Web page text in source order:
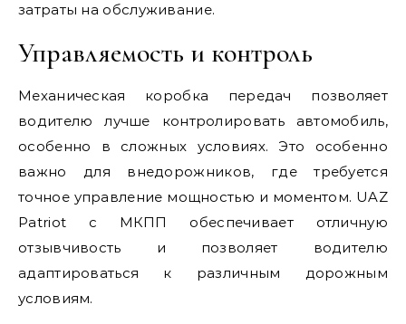
затраты на обслуживание.
Управляемость и контроль
Механическая коробка передач позволяет
водителю лучше контролировать автомобиль,
особенно в сложных условиях. Это особенно
важно для внедорожников, где требуется
точное управление мощностью и моментом. UAZ
Patriot с МКПП обеспечивает отличную
отзывчивость и позволяет водителю
адаптироваться к различным дорожным
условиям.